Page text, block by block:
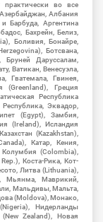
во все
Албания
Барбуда, Аргентина
Бахрейн, Белиз,
Боливия, Бонайре,
Ботсвана,
Бруней Даруссалам,
Ватикан, Венесуэла,
Гватемала, Гвинея,
(Greenland), Греция
Республика
Эквадор,
(Egypt), Замбия,
(Ireland), Исландия
(Kazakhstan),
Катар, Кения,
(Colombia),
Коста-Рика, Кот-
Литва (Lithuania),
Мьянма, Маврикий,
Мальдивы, Мальта,
(Moldova), Монако,
Нидерланды
Zealand), Новая